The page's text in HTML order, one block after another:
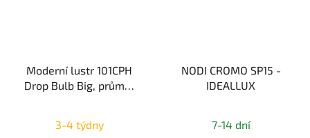
Moderní lustr 101CPH
Drop Bulb Big, průměr
3-4 týdny
NODI CROMO SP15 -
IDEALLUX
7-14 dní